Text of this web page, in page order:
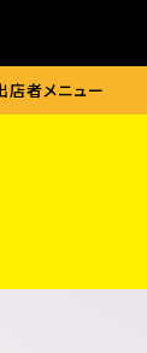
店者メニュー